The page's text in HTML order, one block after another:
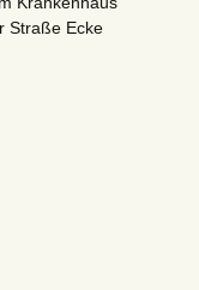
Straße Ecke